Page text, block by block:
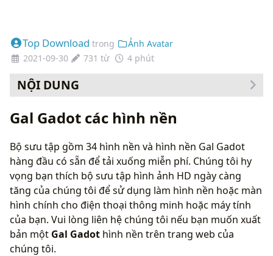
Top Download trong
Ảnh Avatar
2021-09-30
731 từ 4 phút
NỘI DUNG
Gal Gadot các hình nền
Bộ sưu tập gồm 34 hình nền và hình nền Gal Gadot
hàng đầu có sẵn để tải xuống miễn phí. Chúng tôi hy
vọng bạn thích bộ sưu tập hình ảnh HD ngày càng
tăng của chúng tôi để sử dụng làm hình nền hoặc màn
hình chính cho điện thoại thông minh hoặc máy tính
của bạn. Vui lòng liên hệ chúng tôi nếu bạn muốn xuất
bản một Gal Gadot hình nền trên trang web của
chúng tôi.